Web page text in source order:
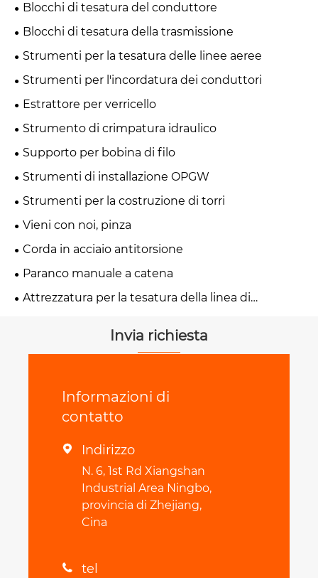
Blocchi di tesatura del conduttore
Blocchi di tesatura della trasmissione
Strumenti per la tesatura delle linee aeree
Strumenti per l'incordatura dei conduttori
Estrattore per verricello
Strumento di crimpatura idraulico
Supporto per bobina di filo
Strumenti di installazione OPGW
Strumenti per la costruzione di torri
Vieni con noi, pinza
Corda in acciaio antitorsione
Paranco manuale a catena
Attrezzatura per la tesatura della linea di
Invia richiesta
Informazioni di
contatto
 Indirizzo
N. 6, 1st Rd Xiangshan
Industrial Area Ningbo,
provincia di Zhejiang,
Cina
 tel